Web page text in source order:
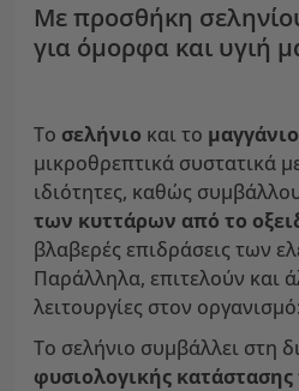
Με προσθήκη
για όμορφα και υγιή
Το σελήνιο και το μαγγάνιο
μικροθρεπτικά συστατικά
ιδιότητες, καθώς
των κυττάρων από το
βλαβερές επιδράσεις των
Παράλληλα, επιτελούν και
λειτουργίες στον οργανισμό:
Το σελήνιο συμβάλλει στη
φυσιολογικής